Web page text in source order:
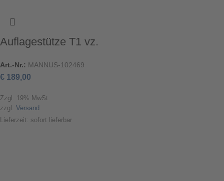
Auflagestütze T1 vz.
Art.-Nr.: MANNUS-102469
€ 189,00
Zzgl. 19% MwSt.
zzgl. Versand
Lieferzeit: sofort lieferbar